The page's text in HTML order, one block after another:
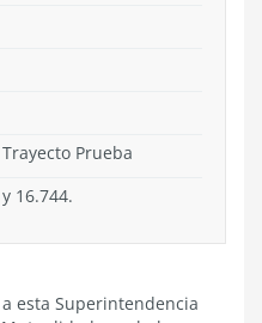
Prueba
16.744.
esta Superintendencia